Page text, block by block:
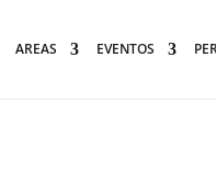
AREAS EVENTOS